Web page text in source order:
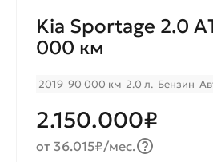
Kia Sportage 2.0
000 км
2019 90 000 км 2.0 л. Бензин
2.150.000₽
от 36.015₽/мес.